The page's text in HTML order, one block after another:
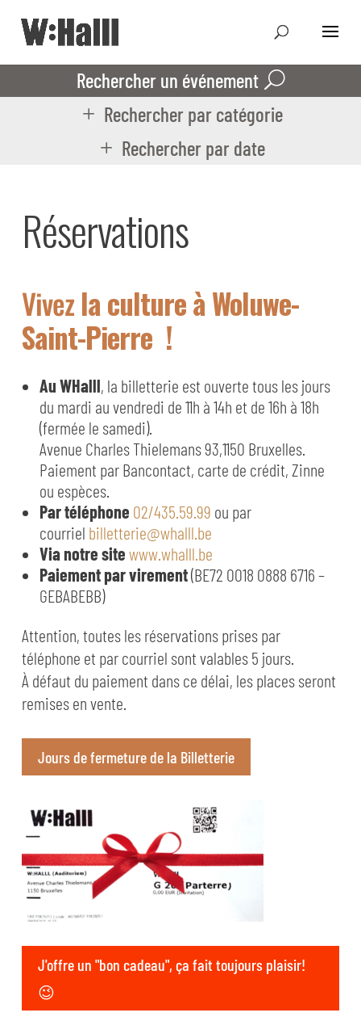
Rechercher un événement
Rechercher par catégorie
Rechercher par date
Réservations
Vivezla culture à Woluwe-
Saint-Pierre !
Au WHalll, la billetterie est ouverte tous les jours
du mardi au vendredi de 11h à 14h et de 16h à 18h
(fermée le samedi).
Avenue Charles Thielemans 93,1150 Bruxelles.
Paiement par Bancontact, carte de crédit, Zinne
ou espèces.
Par téléphone 02/435.59.99 ou par
courriel billetterie@whalll.be
Via notre sitewww.whalll.be
Paiement par virement(BE72 0018 0888 6716 –
GEBABEBB)
Attention, toutes les réservations prises par
téléphone et par courriel sont valables 5 jours.
À défaut du paiement dans ce délai, les places seront
remises en vente.
Jours de fermeture de la Billetterie
J'offre un "bon cadeau", ça fait toujours plaisir!
😉